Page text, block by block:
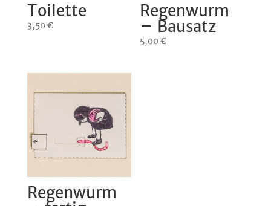
Toilette
3,50 €
Regenwurm
– Bausatz
5,00€
Regenwurm